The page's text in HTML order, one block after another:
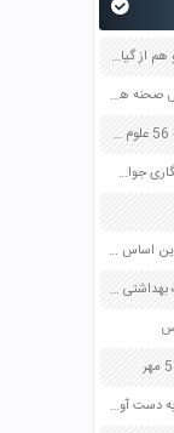
آیا در این جدول جانوری وجود دارد که هم از گوشت و هم از گیاه تغذیه کند صفحه 101 علوم چهارم
ابتدا زمان مکان علت و مدت سفرتان را بنویسید سپس صحنه هایی از آن سفر را در خاطراتتان جست و جو و تجسم کنید و بنویسید صفحه 91 کتاب نگارش یازدهم
اثر انگشت در زندگی اجتماعی چه کاربردی دارد صفحه 56 علوم هشتم
اسلیمی ابداع کدام دوره ایران می باشد ؟ بازی خواستگاری جواب پاسخ
این جلبک ها را بر چه اساسی گروه بندی میکنید و بر این اساس چه نام هایی به آنها می دهید صفحه 119 علوم نهم
برای جلوگیری از ورود کرم های انگلی به بدن چه نکات بهداشتی را باید رعایت کرد صفحه 137 علوم نهم
پیام امیرالمومنین کسی که اموالش را از راه نادرست به دست آورد صفحه 99 پیام های آسمان هشتم